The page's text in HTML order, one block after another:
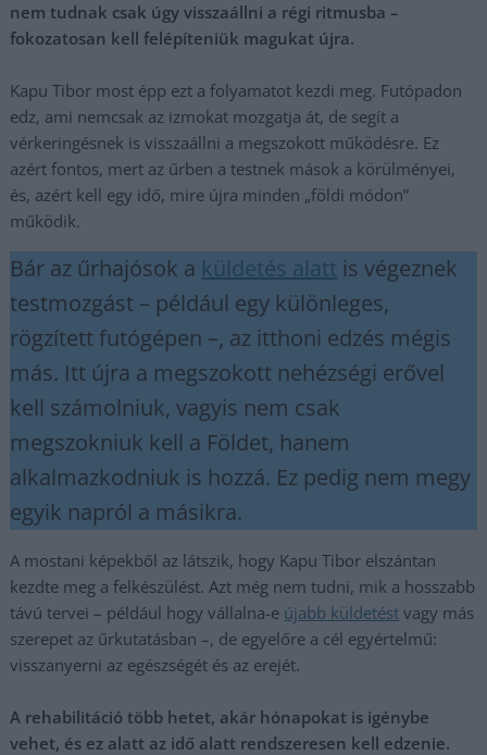
nem tudnak csak úgy visszaállni a régi ritmusba –
fokozatosan kell felépíteniük magukat újra.
Kapu Tibor most épp ezt a folyamatot kezdi meg. Futópadon
edz, ami nemcsak az izmokat mozgatja át, de segít a
vérkeringésnek is visszaállni a megszokott működésre. Ez
azért fontos, mert az űrben a testnek mások a körülményei,
és, azért kell egy idő, mire újra minden „földi módon”
működik.
Bár az űrhajósok a küldetés alatt is végeznek
testmozgást – például egy különleges,
rögzített futógépen –, az itthoni edzés mégis
más. Itt újra a megszokott nehézségi erővel
kell számolniuk, vagyis nem csak
megszokniuk kell a Földet, hanem
alkalmazkodniuk is hozzá. Ez pedig nem megy
egyik napról a másikra.
A mostani képekből az látszik, hogy Kapu Tibor elszántan
kezdte meg a felkészülést. Azt még nem tudni, mik a hosszabb
távú tervei – például hogy vállalna-e újabb küldetést vagy más
szerepet az űrkutatásban –, de egyelőre a cél egyértelmű:
visszanyerni az egészségét és az erejét.
A rehabilitáció több hetet, akár hónapokat is igénybe
vehet, és ez alatt az idő alatt rendszeresen kell edzenie.